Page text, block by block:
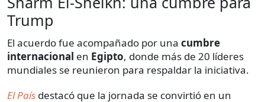
Trump
El acuerdo fue acompañado por una cumbre
internacional en Egipto, donde más de 20 líderes
mundiales se reunieron para respaldar la iniciativa.
El País destacó que la jornada se convirtió en un